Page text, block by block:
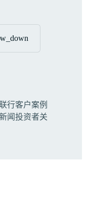
行客户案例
闻投资者关